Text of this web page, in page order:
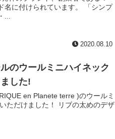
名に付けられています。 「シンプ
...
2020.08.10
のウールミニハイネック
した!
en Planete terre )のウールミ
ただけました！ リブの太めのデザ